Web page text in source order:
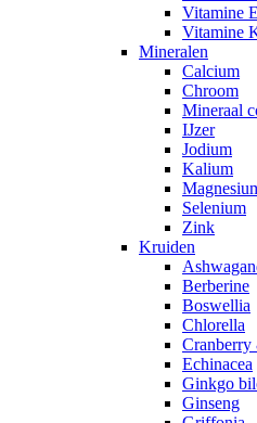
Vitamine E
Vitamine
Mineralen
Calcium
Chroom
Mineraal
IJzer
Jodium
Kalium
Selenium
Zink
Kruiden
Berberine
Boswellia
Chlorella
Cranberry
Echinacea
Ginkgo
Ginseng